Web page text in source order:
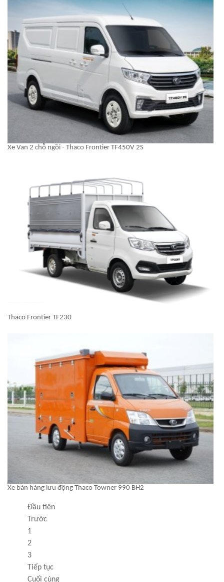
Xe Van 2 chỗ ngồi - Thaco Frontier TF450V 2S
Thaco Frontier TF230
Xe bán hàng lưu động Thaco Towner 990 BH2
Đầu tiên
Trước
1
2
3
Tiếp tục
Cuối cùng